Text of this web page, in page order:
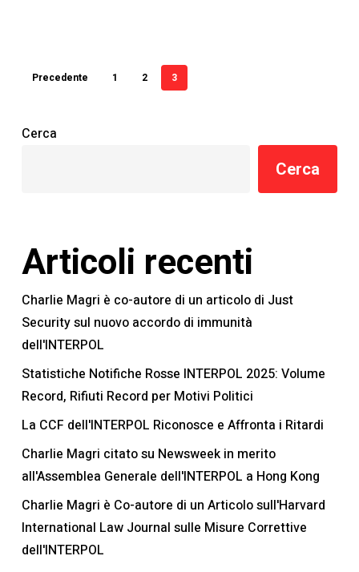
Precedente 1 2 3
Cerca
Cerca
Articoli recenti
Charlie Magri è co-autore di un articolo di Just
Security sul nuovo accordo di immunità
dell'INTERPOL
Statistiche Notifiche Rosse INTERPOL 2025: Volume
Record, Rifiuti Record per Motivi Politici
La CCF dell'INTERPOL Riconosce e Affronta i Ritardi
Charlie Magri citato su Newsweek in merito
all'Assemblea Generale dell'INTERPOL a Hong Kong
Charlie Magri è Co-autore di un Articolo sull'Harvard
International Law Journal sulle Misure Correttive
dell'INTERPOL